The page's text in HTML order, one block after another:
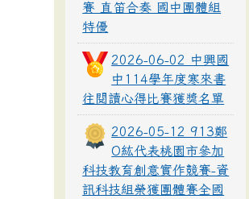
賽 直笛合奏 國中團體組
特優
2026-06-02 中興國
中114學年度寒來書
往閱讀心得比賽獲獎名單
2026-05-12 913鄭
O紘代表桃園市參加
科技教育創意實作競賽-資
訊科技組榮獲團體賽全國